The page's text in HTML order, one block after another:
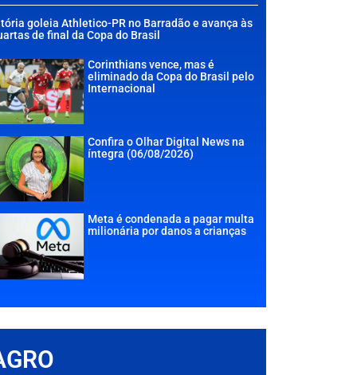
goleia Athletico-PR no Barradão e avança às
de final da Copa do Brasil
Corinthians vence, mas é
eliminado da Copa do Brasil pelo
Internacional
Confira o Olhar Digital News na
íntegra (06/08/2026)
Meta é condenada a pagar multa
milionária por danos a crianças